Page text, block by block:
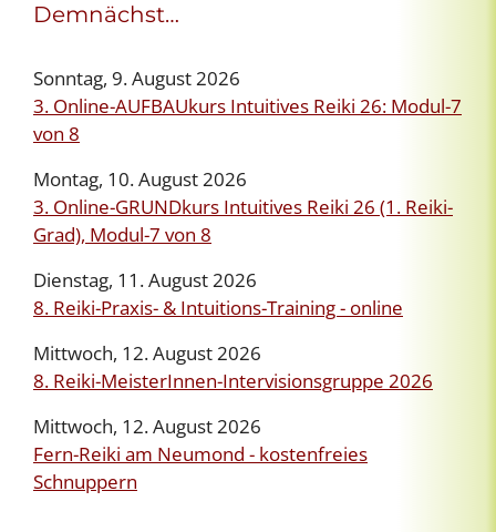
Demnächst…
Sonntag, 9. August 2026
3. Online-AUFBAUkurs Intuitives Reiki 26: Modul-7
von 8
Montag, 10. August 2026
3. Online-GRUNDkurs Intuitives Reiki 26 (1. Reiki-
Grad), Modul-7 von 8
Dienstag, 11. August 2026
8. Reiki-Praxis- & Intuitions-Training - online
Mittwoch, 12. August 2026
8. Reiki-MeisterInnen-Intervisionsgruppe 2026
Mittwoch, 12. August 2026
Fern-Reiki am Neumond - kostenfreies
Schnuppern